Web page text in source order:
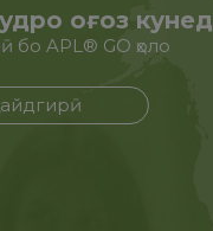
оғоз кунед
бо APL® GO ҳоло